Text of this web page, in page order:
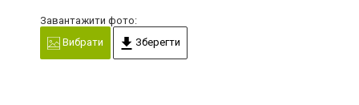
Завантажити фото:
Вибрати
Зберегти